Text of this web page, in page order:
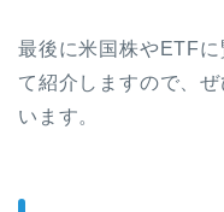
最後に米国株やETF
て紹介しますので、
います。